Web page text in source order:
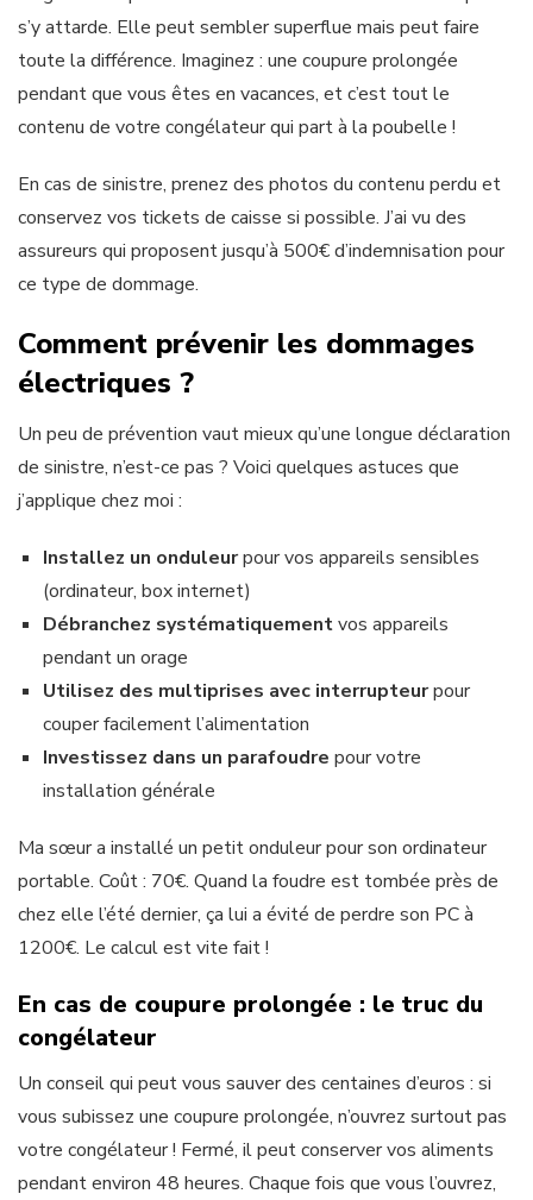
s’y attarde. Elle peut sembler superflue mais peut faire
toute la différence. Imaginez : une coupure prolongée
pendant que vous êtes en vacances, et c’est tout le
contenu de votre congélateur qui part à la poubelle !
En cas de sinistre, prenez des photos du contenu perdu et
conservez vos tickets de caisse si possible. J’ai vu des
assureurs qui proposent jusqu’à 500€ d’indemnisation pour
ce type de dommage.
Comment prévenir les dommages
électriques ?
Un peu de prévention vaut mieux qu’une longue déclaration
de sinistre, n’est-ce pas ? Voici quelques astuces que
j’applique chez moi :
Installez un onduleurpour vos appareils sensibles
(ordinateur, box internet)
Débranchez systématiquementvos appareils
pendant un orage
Utilisez des multiprises avec interrupteurpour
couper facilement l’alimentation
Investissez dans un parafoudre pour votre
installation générale
Ma sœur a installé un petit onduleur pour son ordinateur
portable. Coût : 70€. Quand la foudre est tombée près de
chez elle l’été dernier, ça lui a évité de perdre son PC à
1200€. Le calcul est vite fait !
En cas de coupure prolongée : le truc du
congélateur
Un conseil qui peut vous sauver des centaines d’euros : si
vous subissez une coupure prolongée, n’ouvrez surtout pas
votre congélateur ! Fermé, il peut conserver vos aliments
pendant environ 48 heures. Chaque fois que vous l’ouvrez,